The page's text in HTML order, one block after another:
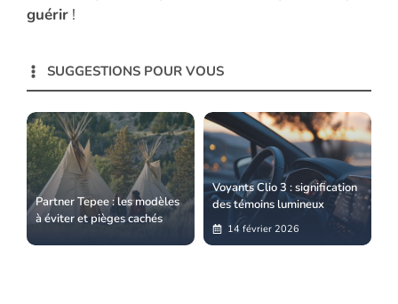
guérir !
SUGGESTIONS POUR VOUS
Partner Tepee : les modèles
à éviter et pièges cachés
Voyants Clio 3 : signification
des témoins lumineux
14 février 2026